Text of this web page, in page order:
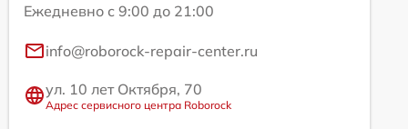
Ежедневно с 9:00 до 21:00
info@roborock-repair-center.ru
ул. 10 лет Октября, 70
Адрес сервисного центра Roborock